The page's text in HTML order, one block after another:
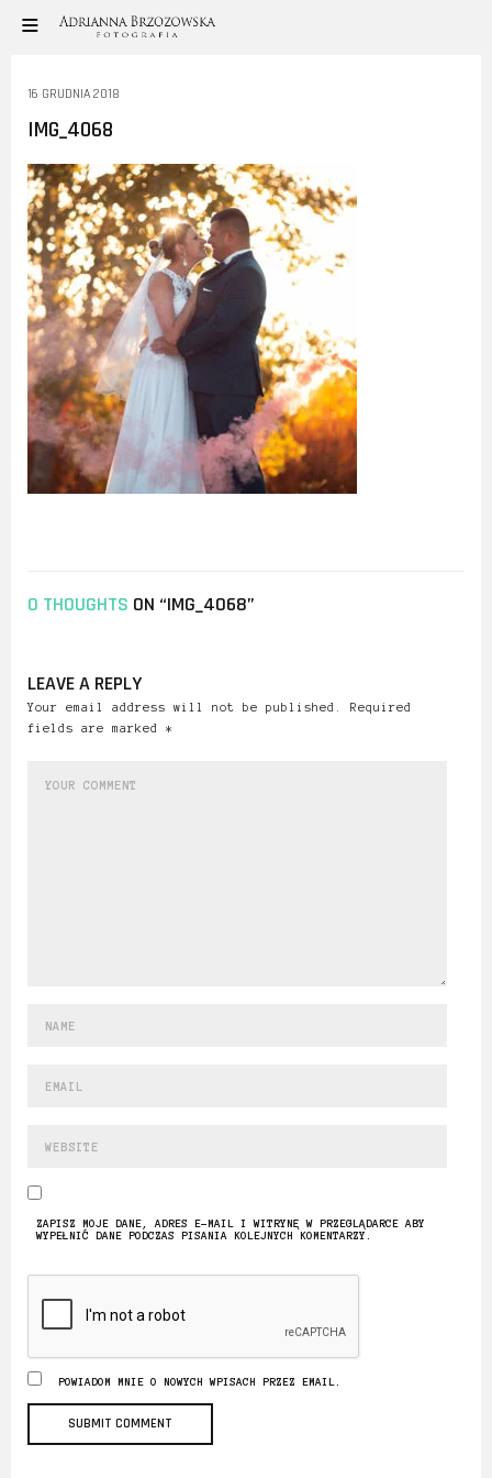
16 GRUDNIA 2018
IMG_4068
0 THOUGHTS ON “IMG_4068”
LEAVE A REPLY
Your email address will not be published. Required
fields are marked *
ZAPISZ MOJE DANE, ADRES E-MAIL I WITRYNĘ W PRZEGLĄDARCE ABY
WYPEŁNIĆ DANE PODCZAS PISANIA KOLEJNYCH KOMENTARZY.
POWIADOM MNIE O NOWYCH WPISACH PRZEZ EMAIL.